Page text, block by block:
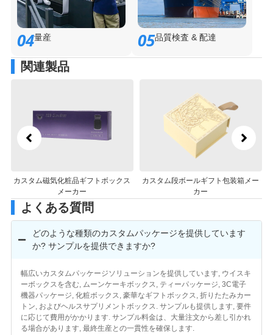
04量産 05品質検査 & 配達
関連製品
カスタム磁気化粧品ギフトボックス
メーカー
カスタム段ボールギフト包装箱メー
カー
よくある質問
どのような種類のカスタムパッケージを提供しています
か? サンプルを提供できますか?
幅広いカスタムパッケージソリューションを提供しています, ウイスキ
ーボックスを含む, ムーンケーキボックス, ティーパッケージ, 3C電子
機器パッケージ, 化粧ボックス, 豪華なギフトボックス, 折りたたみカー
トン, およびヘルスサプリメントボックス. サンプルも提供します, 要件
に応じて費用がかかります. サンプル料金は、大量注文から差し引かれ
る場合があります, 最終生産との一貫性を確保します.